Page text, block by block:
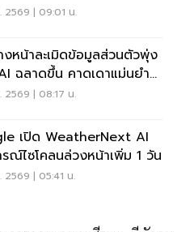
2569 | 09:01 น.
หน้าละเมิดข้อมูลส่วนตัวพุ่ง
ฉลาดขึ้น คาดเดาแม่นยำ
ม
2569 | 08:17 น.
เปิด WeatherNext AI
ณ์ไซโคลนล่วงหน้าเพิ่ม 1 วัน
2569 | 05:41 น.